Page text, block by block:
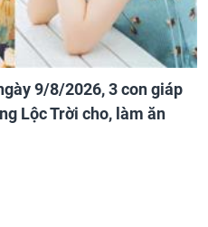
9/8/2026, 3 con giáp
Lộc Trời cho, làm ăn